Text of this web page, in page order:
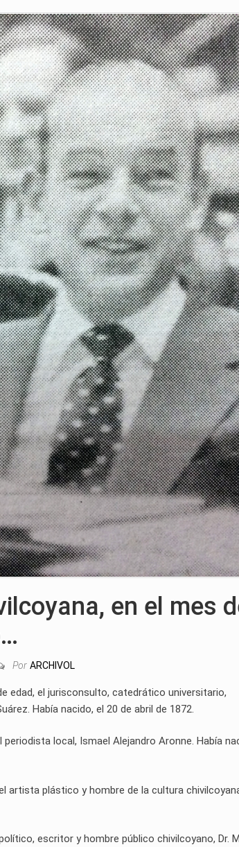
en el mes
Por ARCHIVOL
edad, el jurisconsulto, catedrático universitario,
Había nacido, el 20 de abril de 1872.
local, Ismael Alejandro Aronne. Había
artista plástico y hombre de la cultura
escritor y hombre público chivilcoyano, Dr.